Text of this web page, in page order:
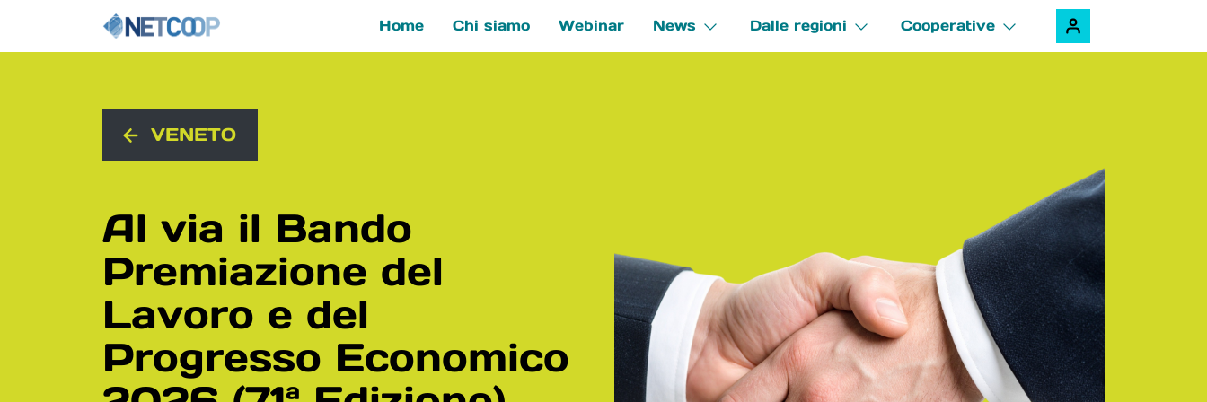
Navigazione principale
Home Chi siamo Webinar News Dalle regioni Cooperative
VENETO
Al via il Bando
Premiazione del
Lavoro e del
Progresso Economico